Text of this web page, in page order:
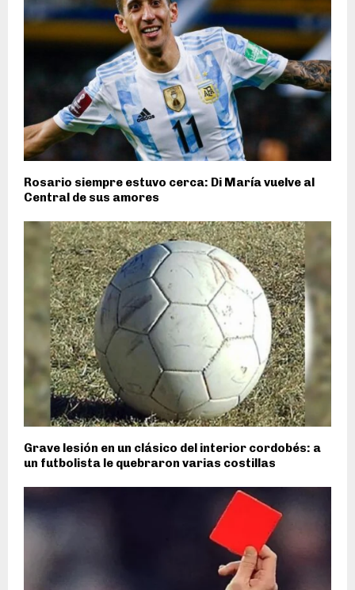
Rosario siempre estuvo cerca: Di María vuelve al
Central de sus amores
Grave lesión en un clásico del interior cordobés: a
un futbolista le quebraron varias costillas